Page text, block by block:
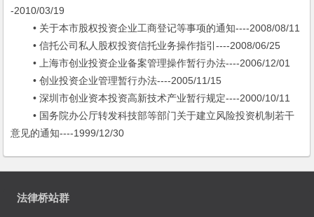
-2010/03/19
• 关于本市股权投资企业工商登记等事项的通知----2008/08/11
• 信托公司私人股权投资信托业务操作指引----2008/06/25
• 上海市创业投资企业备案管理操作暂行办法----2006/12/01
• 创业投资企业管理暂行办法----2005/11/15
• 深圳市创业资本投资高新技术产业暂行规定----2000/10/11
• 国务院办公厅转发科技部等部门关于建立风险投资机制若干
意见的通知----1999/12/30
法律桥站群